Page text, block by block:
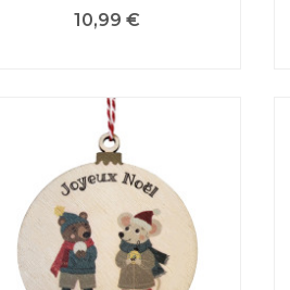
Prix
10,99 €